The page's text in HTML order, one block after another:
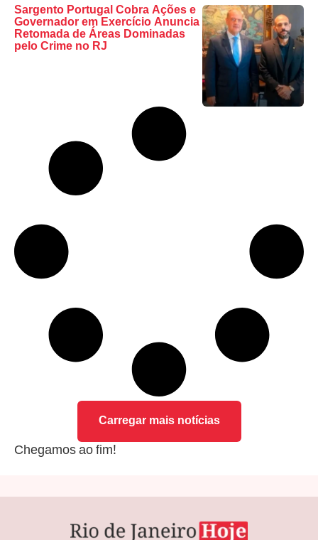
Sargento Portugal Cobra Ações e
Governador em Exercício Anuncia
Retomada de Áreas Dominadas
pelo Crime no RJ
Carregar mais notícias
Chegamos ao fim!